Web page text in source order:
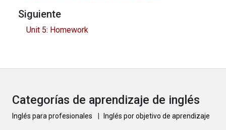
Siguiente
Unit 5: Homework
Categorías de aprendizaje de inglés
Inglés para profesionales Inglés por objetivo de aprendizaje